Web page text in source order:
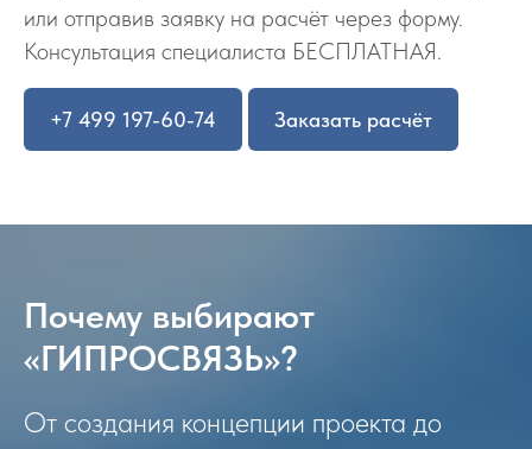
или отправив заявку на расчёт через форму.
Консультация специалиста БЕСПЛАТНАЯ.
+7 499 197-60-74 Заказать расчёт
Почему выбирают
«ГИПРОСВЯЗЬ»?
От создания концепции проекта до